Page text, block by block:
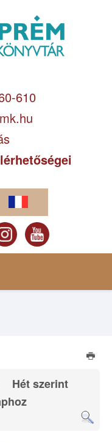
610
Hét szerint